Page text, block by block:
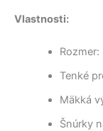
Vlastnosti:
Tenké
Mäkká
Šnúrky